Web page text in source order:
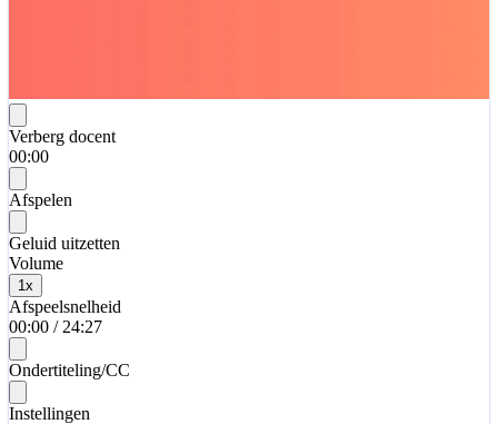
Verberg docent
00:00
Afspelen
Geluid uitzetten
Volume
1 x
Afspeelsnelheid
00:00 / 24:27
Ondertiteling/CC
Instellingen